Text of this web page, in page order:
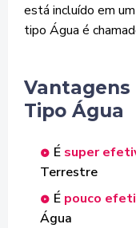
está incluído em
tipo Água é
Vantagens
Tipo Água
É super
Terrestre
É pouco
Água